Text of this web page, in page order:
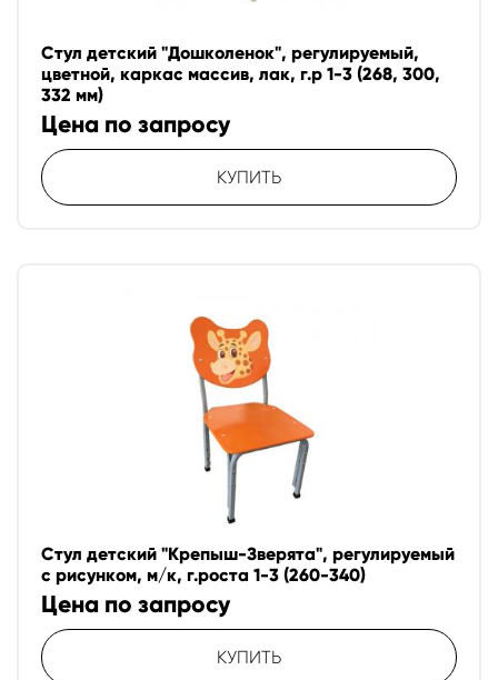
Стул детский "Дошколенок", регулируемый,
цветной, каркас массив, лак, г.р 1-3 (268, 300,
332 мм)
Цена по запросу
КУПИТЬ
Стул детский "Крепыш-Зверята", регулируемый
с рисунком, м/к, г.роста 1-3 (260-340)
Цена по запросу
КУПИТЬ